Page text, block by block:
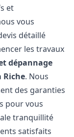
et
vous
détaillé
les travaux
dépannage
Riche. Nous
des garanties
pour vous
tranquillité
satisfaits